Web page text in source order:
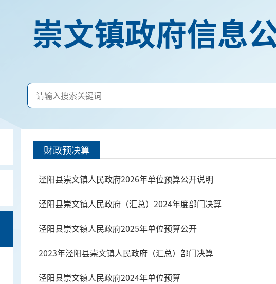
崇文镇政府信息
财政预决算
泾阳县崇文镇人民政府2026年单位预算公开说明
泾阳县崇文镇人民政府（汇总）2024年度部门决算
泾阳县崇文镇人民政府2025年单位预算公开
2023年泾阳县崇文镇人民政府（汇总）部门决算
泾阳县崇文镇人民政府2024年单位预算